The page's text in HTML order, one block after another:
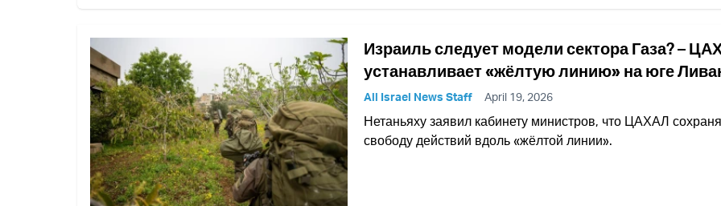
Израиль следует модели сектора Газа? –
устанавливает «жёлтую линию» на юге
All Israel News Staff April 19, 2026
Нетаньяху заявил кабинету министров, что ЦАХАЛ
свободу действий вдоль «жёлтой линии».